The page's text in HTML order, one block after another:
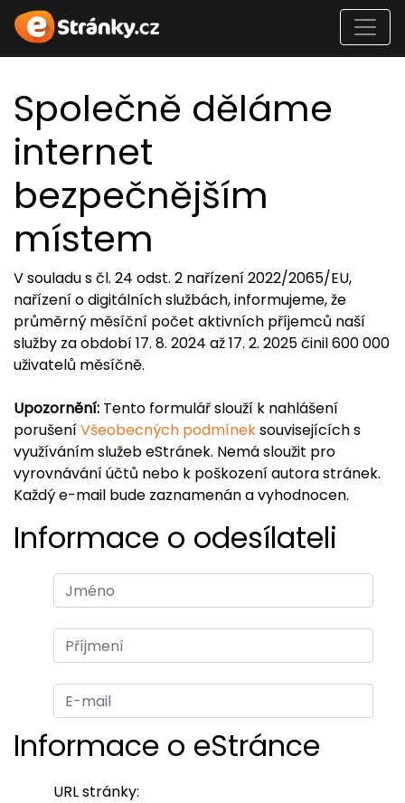
Společně děláme
internet
bezpečnějším
místem
V souladu s čl. 24 odst. 2 nařízení 2022/2065/EU,
nařízení o digitálních službách, informujeme, že
průměrný měsíční počet aktivních příjemců naší
služby za období 17. 8. 2024 až 17. 2. 2025 činil 600 000
uživatelů měsíčně.
Upozornění: Tento formulář slouží k nahlášení
porušeníVšeobecných podmíneksouvisejících s
využíváním služeb eStránek. Nemá sloužit pro
vyrovnávání účtů nebo k poškození autora stránek.
Každý e-mail bude zaznamenán a vyhodnocen.
Informace o odesílateli
Informace o eStránce
URL stránky: